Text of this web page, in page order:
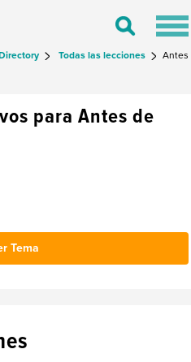
Toggle
Todas las lecciones
Antes
para Antes de
Tema